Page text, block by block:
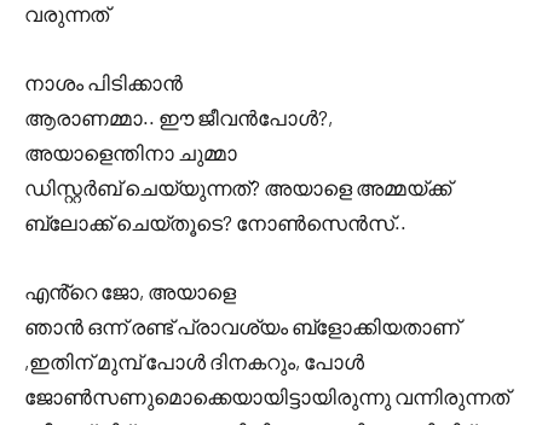
വരുന്നത്
നാശം പിടിക്കാൻ
ആരാണമ്മാ.. ഈ ജീവൻപോൾ?,
അയാളെന്തിനാ ചുമ്മാ
ഡിസ്റ്റർബ് ചെയ്യുന്നത്? അയാളെ അമ്മയ്ക്ക്
ബ്ലോക്ക് ചെയ്തൂടെ? നോൺസെൻസ്..
എൻ്റെ ജോ, അയാളെ
ഞാൻ ഒന്ന് രണ്ട് പ്രാവശ്യം ബ്ളോക്കിയതാണ്
,ഇതിന് മുമ്പ് പോൾ ദിനകറും, പോൾ
ജോൺസണുമൊക്കെയായിട്ടായിരുന്നു വന്നിരുന്നത്